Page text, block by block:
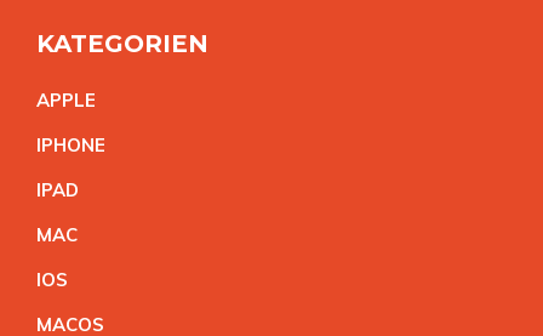
KATEGORIEN
APPLE
IPHONE
IPAD
MAC
IOS
MACOS